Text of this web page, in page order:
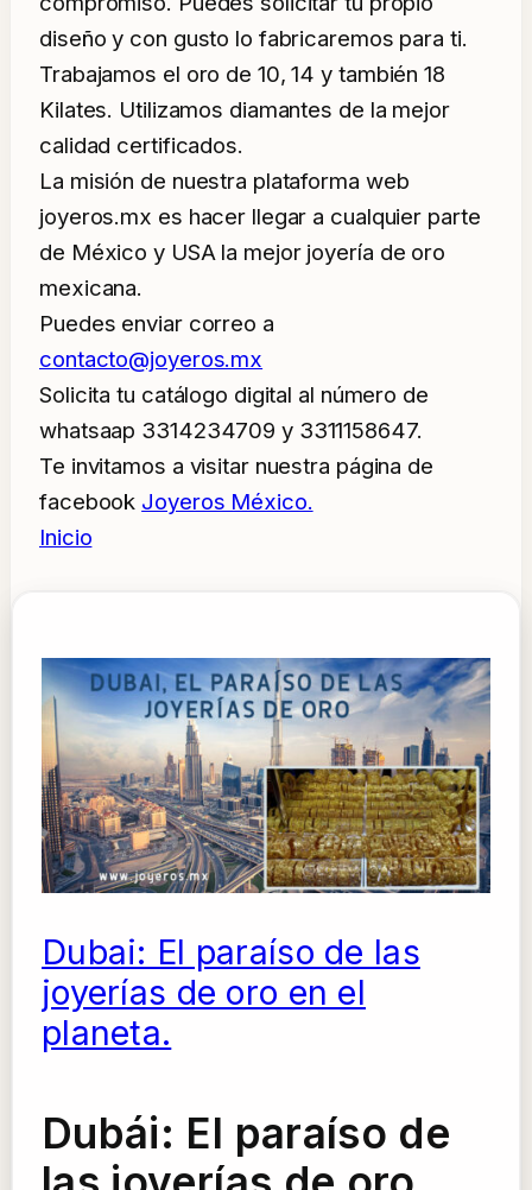
diseño y con gusto lo fabricaremos para ti.
Trabajamos el oro de 10, 14 y también 18
Kilates. Utilizamos diamantes de la mejor
calidad certificados.
La misión de nuestra plataforma web
joyeros.mx es hacer llegar a cualquier parte
de México y USA la mejor joyería de oro
mexicana.
Puedes enviar correo a
contacto@joyeros.mx
Solicita tu catálogo digital al número de
whatsaap 3314234709 y 3311158647.
Te invitamos a visitar nuestra página de
facebook Joyeros México.
Inicio
Dubai: El paraíso de las
joyerías de oro en el
planeta.
Dubái: El paraíso de